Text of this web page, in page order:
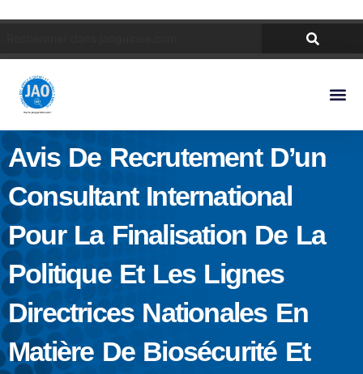
Avis De Recrutement D’un
Consultant International
Pour La Finalisation De La
Politique Et Les Lignes
Directrices Nationales En
Matière De Biosécurité Et